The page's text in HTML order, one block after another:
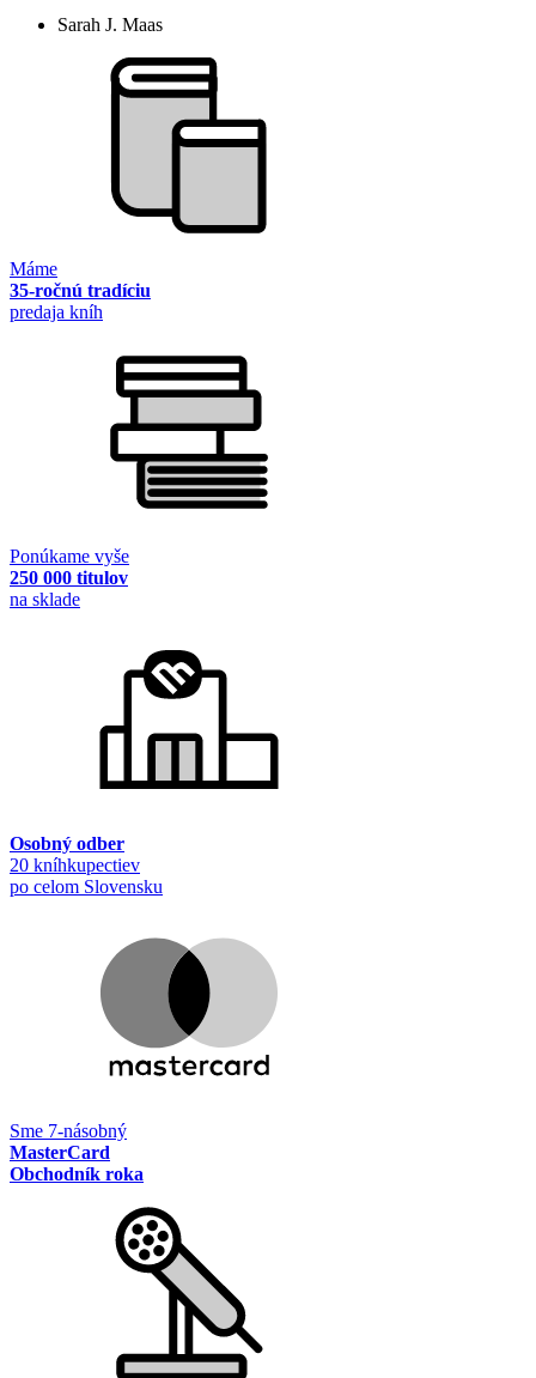
Sarah J. Maas
Máme
35-ročnú tradíciu
predaja kníh
Ponúkame vyše
250 000 titulov
na sklade
Osobný odber
20 kníhkupectiev
po celom Slovensku
Sme 7-násobný
MasterCard
Obchodník roka